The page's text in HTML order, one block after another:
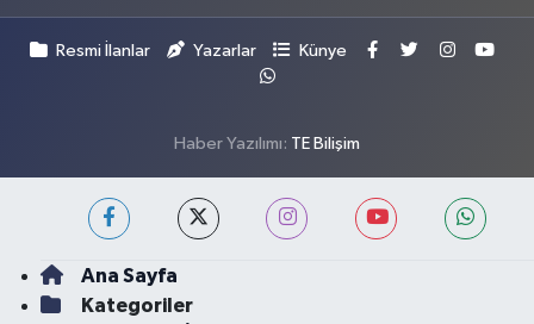
Resmi İlanlar Yazarlar Künye
Haber Yazılımı: TE Bilişim
Ana Sayfa
Kategoriler